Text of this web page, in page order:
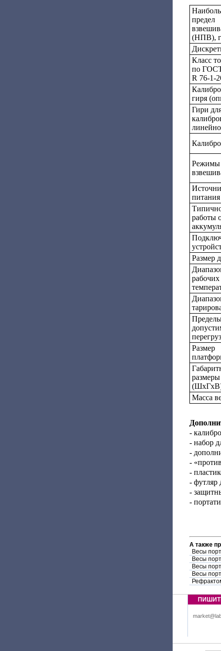
предел
(НПВ), г
Класс
по
R 76-1-
гиря
Гири
Режимы
питания
работы
Размер
рабочих
Размер
размеры
Масса
-
- набор
-
-
-
- футляр
-
-
А также
Весы
Весы
Весы
Весы